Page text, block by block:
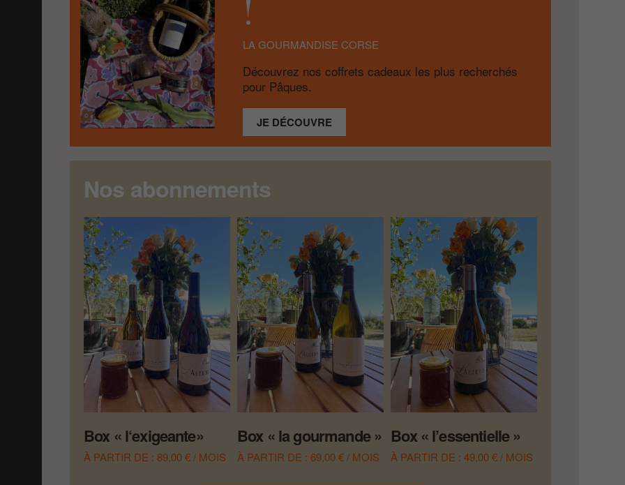
!
LA GOURMANDISE CORSE
Découvrez nos coffrets cadeaux les plus recherchés
pour Pâques.
JE DÉCOUVRE
Nos abonnements
Box « l‘exigeante»
À PARTIR DE : 89,00€/ MOIS
Box « la gourmande »
À PARTIR DE : 69,00€/ MOIS
Box « l’essentielle »
À PARTIR DE :49,00€ / MOIS